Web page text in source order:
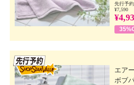
先行予
¥7,590
エア
ボブ